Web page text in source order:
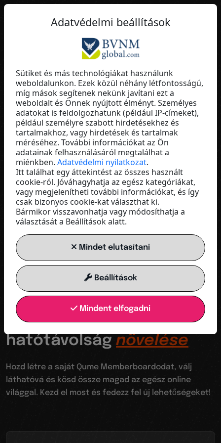
Kathleen Starke
Baaboo
Germany
KAPCSOLAT MENTÉSE
Az ugródeszkád a digitális világba
Láthatóvá válik a
hatótávolság növelése
Hozd létre a saját Qume Memberboardodat, válj
láthatóvá és kösd össze magad az egész online
világgal. Kezd el most és fedezz fel új lehetőségeket!
Adatvédelmi beállítások
Sütiket és más technológiákat használunk
weboldalunkon. Ezek közül néhány létfontosságú,
míg mások segítenek nekünk javítani ezt a
weboldalt és Önnek nyújtott élményt. Személyes
adatokat is feldolgozhatunk (például IP-címeket),
például személyre szabott hirdetésekhez és
tartalmakhoz, vagy hirdetések és tartalmak
méréséhez. További információkat az Ön
adatainak felhasználásáról megtalálhat a
miénkben. Adatvédelmi nyilatkozat.
Itt találhat egy áttekintést az összes használt
cookie-ról. Jóváhagyhatja az egész kategóriákat,
vagy megjelenítheti további információkat, és így
csak bizonyos cookie-kat választhat ki.
Bármikor visszavonhatja vagy módosíthatja a
választását a Beállítások alatt.
Mindet elutasítani
Beállítások
Mindent elfogadni